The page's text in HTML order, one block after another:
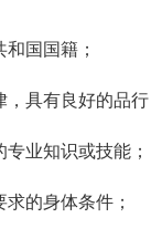
国国籍；
具有良好的品行
业知识或技能；
的身体条件；